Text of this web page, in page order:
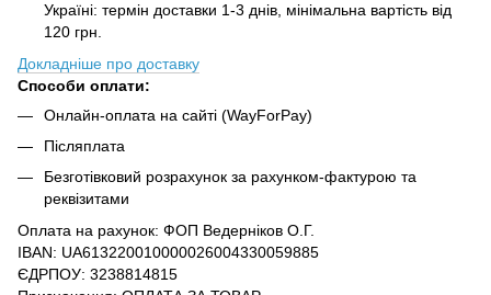
Україні: термін доставки 1-3 днів, мінімальна вартість від
120 грн.
Докладніше про доставку
Способи оплати:
Онлайн-оплата на сайті (WayForPay)
Післяплата
Безготівковий розрахунок за рахунком-фактурою та
реквізитами
Оплата на рахунок: ФОП Ведерніков О.Г.
IBAN: UA613220010000026004330059885
ЄДРПОУ: 3238814815